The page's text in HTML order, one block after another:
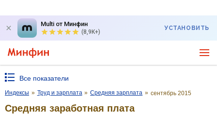
Multi от Минфин
(8,9K+)
УСТАНОВИТЬ
Все показатели
Индексы » Труд и зарплата » Средняя зарплата » сентябрь 2015
Средняя заработная плата